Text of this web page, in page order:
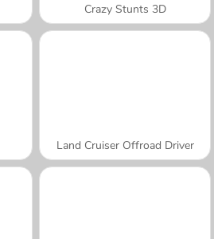
Crazy Stunts 3D
Land Cruiser Offroad Driver